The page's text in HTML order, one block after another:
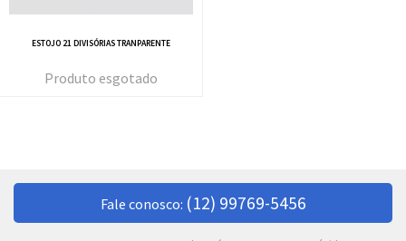
ESTOJO 21 DIVISÓRIAS TRANPARENTE
esgotado
Fale conosco: (12) 99769-5456